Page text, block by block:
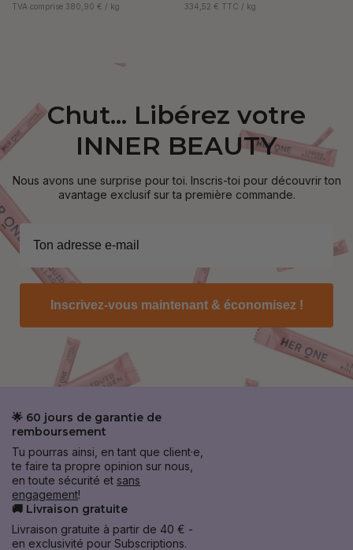
TVA comprise 380,90 € / kg 334,52 € TTC / kg
Chut... Libérez votre
INNER BEAUTY
Nous avons une surprise pour toi. Inscris-toi pour découvrir ton
avantage exclusif sur ta première commande.
Inscrivez-vous maintenant & économisez !
🌟 60 jours de garantie de
remboursement
Tu pourras ainsi, en tant que client·e,
te faire ta propre opinion sur nous,
en toute sécurité et sans
engagement!
🚚 Livraison gratuite
Livraison gratuite à partir de 40 € -
en exclusivité pour Subscriptions.